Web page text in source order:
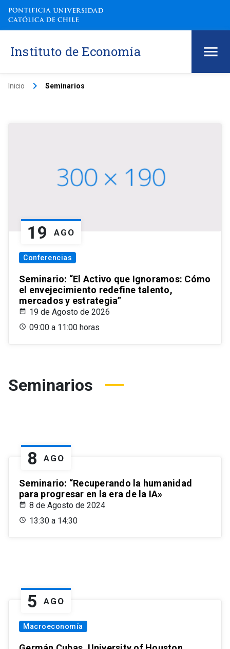
Instituto de Economía
Inicio keyboard_arrow_right Seminarios
19 AGO
Conferencias
Seminario: “El Activo que Ignoramos: Cómo
el envejecimiento redefine talento,
mercados y estrategia”
19 de Agosto de 2026
09:00 a 11:00 horas
Seminarios
8 AGO
Seminario: “Recuperando la humanidad
para progresar en la era de la IA»
8 de Agosto de 2024
13:30 a 14:30
5 AGO
Macroeconomía